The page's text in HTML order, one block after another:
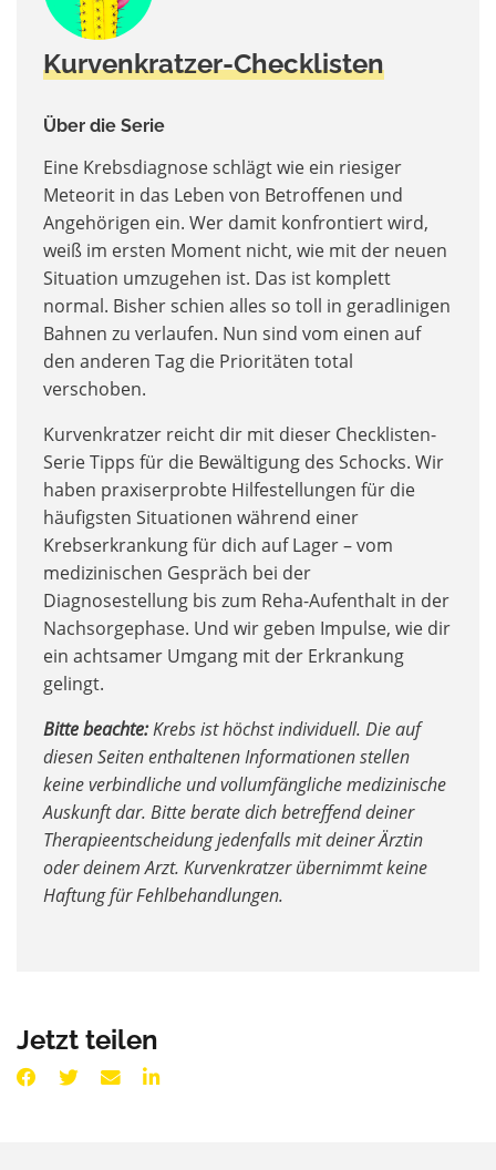
Kurvenkratzer-Checklisten
Über die Serie
Eine Krebsdiagnose schlägt wie ein riesiger
Meteorit in das Leben von Betroffenen und
Angehörigen ein. Wer damit konfrontiert wird,
weiß im ersten Moment nicht, wie mit der neuen
Situation umzugehen ist. Das ist komplett
normal. Bisher schien alles so toll in geradlinigen
Bahnen zu verlaufen. Nun sind vom einen auf
den anderen Tag die Prioritäten total
verschoben.
Kurvenkratzer reicht dir mit dieser Checklisten-
Serie Tipps für die Bewältigung des Schocks. Wir
haben praxiserprobte Hilfestellungen für die
häufigsten Situationen während einer
Krebserkrankung für dich auf Lager – vom
medizinischen Gespräch bei der
Diagnosestellung bis zum Reha-Aufenthalt in der
Nachsorgephase. Und wir geben Impulse, wie dir
ein achtsamer Umgang mit der Erkrankung
gelingt.
Bitte beachte:Krebs ist höchst individuell. Die auf
diesen Seiten enthaltenen Informationen stellen
keine verbindliche und vollumfängliche medizinische
Auskunft dar. Bitte berate dich betreffend deiner
Therapieentscheidung jedenfalls mit deiner Ärztin
oder deinem Arzt. Kurvenkratzer übernimmt keine
Haftung für Fehlbehandlungen.
Jetzt teilen